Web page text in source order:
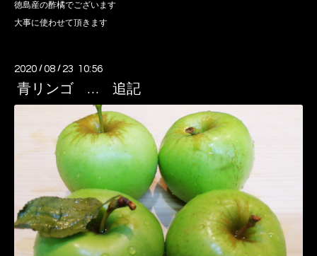
徳島産の酢橘でございます
大事に使わせて頂きます
2020 /08 / 23 10:56
青リンゴ … 追記